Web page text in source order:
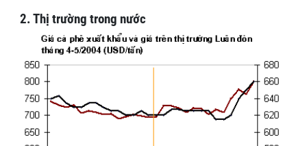
2. Thị trường trong nước